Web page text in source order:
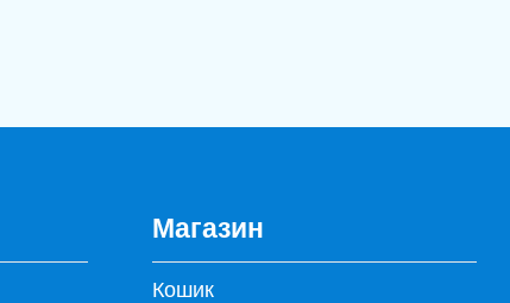
Магазин
Кошик